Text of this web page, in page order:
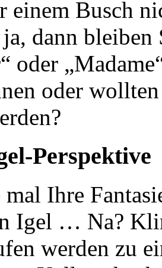
einem Busch
dann bleiben
oder
oder
Perspektive
mal Ihre
Igel … Na?
werden zu